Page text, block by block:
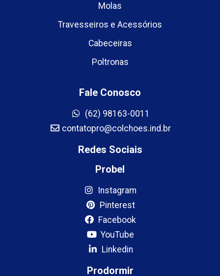
Molas
Travesseiros e Acessórios
Cabeceiras
Poltronas
Fale Conosco
(62) 98163-0011
contatopro@colchoes.ind.br
Redes Sociais
Probel
Instagram
Pinterest
Facebook
YouTube
Linkedin
Prodormir